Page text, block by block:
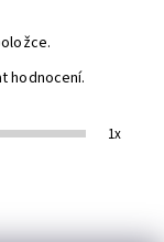
hodnocení.
1x